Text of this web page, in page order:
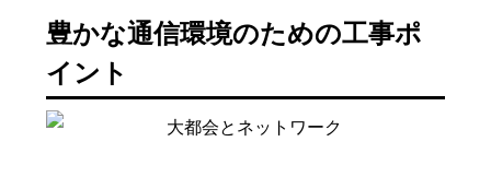
豊かな通信環境のための工事ポ
イント